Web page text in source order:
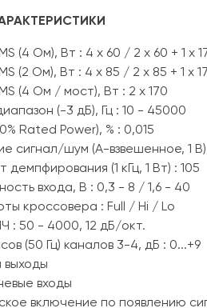
(4 Ом), Вт : 4 x 60 / 2 x 60 + 1 x
(2 Ом), Вт : 4 x 85 / 2 x 85 + 1 x
(4 Ом / мост), Вт : 2 x 170
(-3 дБ), Гц : 10 - 45000
Rated Power), % : 0,015
сигнал/шум (A-взвешенное, 1
(1 кГц, 1 Вт) : 105
входа, В : 0,3 - 8 / 1,6 - 40
кроссовера : Full / Hi / Lo
: 50 - 4000, 12 дБ/окт.
(50 Гц) каналов 3-4, дБ : 0...+9
выходы
входы
включение по появлению